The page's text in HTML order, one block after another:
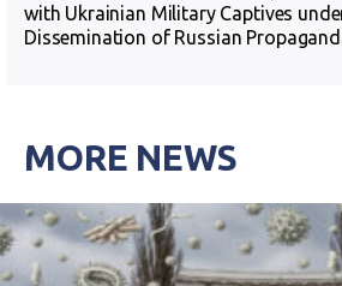
with Ukrainian Military Captives
Dissemination of Russian
MORE NEWS